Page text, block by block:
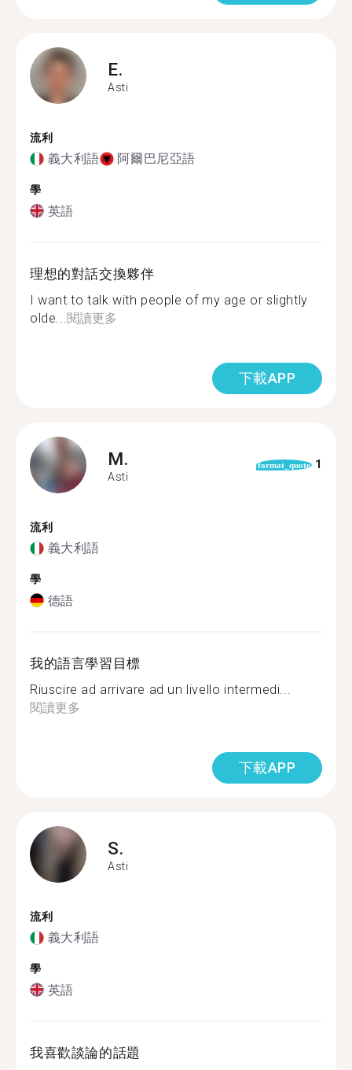
E.
Asti
流利
義大利語 阿爾巴尼亞語
學
英語
理想的對話交換夥伴
I want to talk with people of my age or slightly
olde... 閱讀更多
下載APP
M.
Asti
format_quote 1
流利
義大利語
學
德語
我的語言學習目標
Riuscire ad arrivare ad un livello intermedi...
閱讀更多
下載APP
S.
Asti
流利
義大利語
學
英語
我喜歡談論的話題